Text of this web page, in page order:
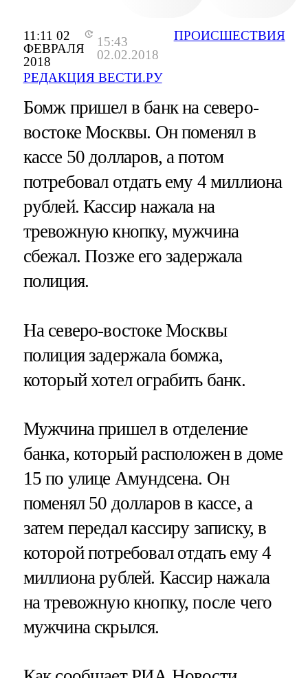
11:11 02
ФЕВРАЛЯ
2018
15:43
02.02.2018
РЕДАКЦИЯ ВЕСТИ.РУ
ПРОИСШЕСТВИЯ
Бомж пришел в банк на северо-
востоке Москвы. Он поменял в
кассе 50 долларов, а потом
потребовал отдать ему 4 миллиона
рублей. Кассир нажала на
тревожную кнопку, мужчина
сбежал. Позже его задержала
полиция.
На северо-востоке Москвы
полиция задержала бомжа,
который хотел ограбить банк.
Мужчина пришел в отделение
банка, который расположен в доме
15 по улице Амундсена. Он
поменял 50 долларов в кассе, а
затем передал кассиру записку, в
которой потребовал отдать ему 4
миллиона рублей. Кассир нажала
на тревожную кнопку, после чего
мужчина скрылся.